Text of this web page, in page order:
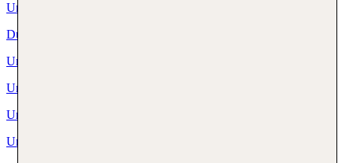
Urlaub Malediven
Dubai Urlaub
Urlaub Deutschland
Urlaub Italien
Urlaub Kroatien
Urlaub Österreich